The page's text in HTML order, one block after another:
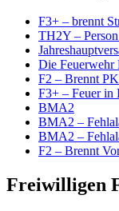
F3+ – brennt
TH2Y –
Die Feuerwehr
F2 – Brennt
F3+ – Feuer in
BMA2
BMA2 –
BMA2 –
F2 – Brennt
Freiwilligen